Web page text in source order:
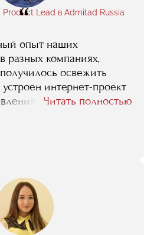
Product Lead в Admitad Russia
“
опыт наших
разных компаниях,
освежить
интернет-проект
стоит обратить
мышление в области
Читать полностью